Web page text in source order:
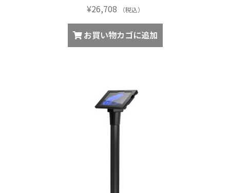
¥26,708 （税込）
お買い物カゴに追加